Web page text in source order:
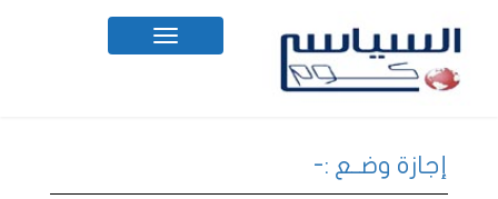
Toggle
navigation
إجازة وضــع :-